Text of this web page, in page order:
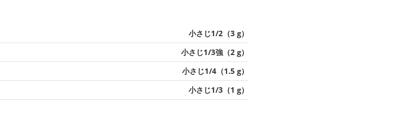
小さじ1/2（3 g）
小さじ1/3強（2 g）
小さじ1/4（1.5 g）
小さじ1/3（1 g）